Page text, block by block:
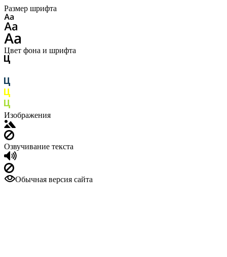
Размер шрифта
Цвет фона и шрифта
Изображения
Озвучивание текста
Обычная версия сайта